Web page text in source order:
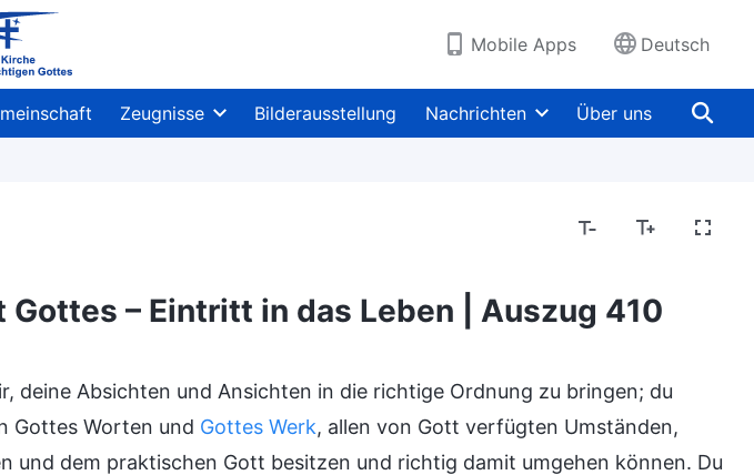
Mobile Apps Deutsch
Zeugnisse Bilderausstellung Nachrichten Über uns
Gottes – Eintritt in das Leben | Auszug 410
deine Absichten und Ansichten in die richtige Ordnung zu bringen; du
Gottes Worten und Gottes Werk, allen von Gott verfügten Umständen,
und dem praktischen Gott besitzen und richtig damit umgehen können. Du